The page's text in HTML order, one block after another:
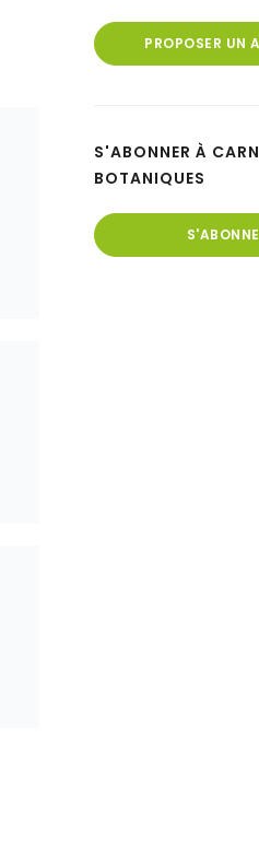
PROPOSER UN
S'ABONNER À
BOTANIQUES